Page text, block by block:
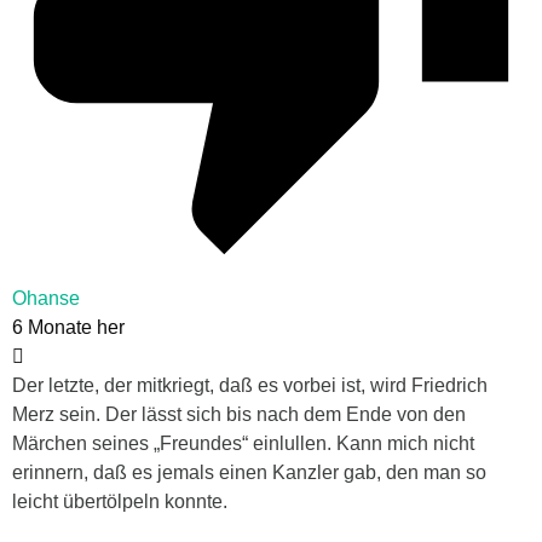
Ohanse
6 Monate her
Der letzte, der mitkriegt, daß es vorbei ist, wird Friedrich
Merz sein. Der lässt sich bis nach dem Ende von den
Märchen seines „Freundes“ einlullen. Kann mich nicht
erinnern, daß es jemals einen Kanzler gab, den man so
leicht übertölpeln konnte.